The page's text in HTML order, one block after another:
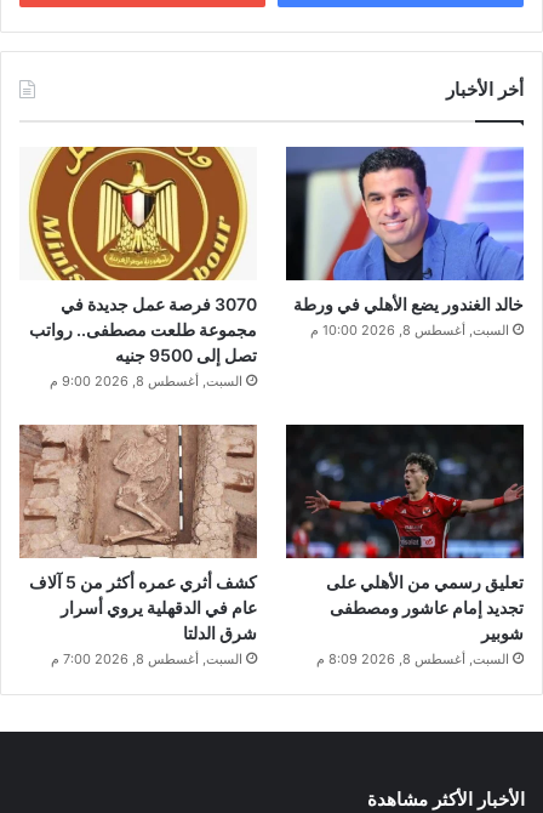
أخر الأخبار
خالد الغندور يضع الأهلي في ورطة
السبت, أغسطس 8, 2026 10:00 م
3070 فرصة عمل جديدة في
مجموعة طلعت مصطفى.. رواتب
تصل إلى 9500 جنيه
السبت, أغسطس 8, 2026 9:00 م
تعليق رسمي من الأهلي على
تجديد إمام عاشور ومصطفى
شوبير
السبت, أغسطس 8, 2026 8:09 م
كشف أثري عمره أكثر من 5 آلاف
عام في الدقهلية يروي أسرار
شرق الدلتا
السبت, أغسطس 8, 2026 7:00 م
الأخبار الأكثر مشاهدة